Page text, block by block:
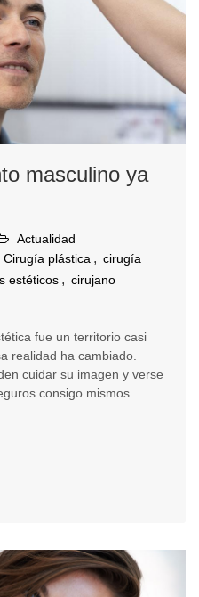
masculino ya
Actualidad
Cirugía plástica , cirugía
estéticos , cirujano
fue un territorio casi
realidad ha cambiado.
cuidar su imagen y verse
consigo mismos.